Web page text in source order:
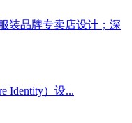
装品牌专卖店设计；深
Identity）设...